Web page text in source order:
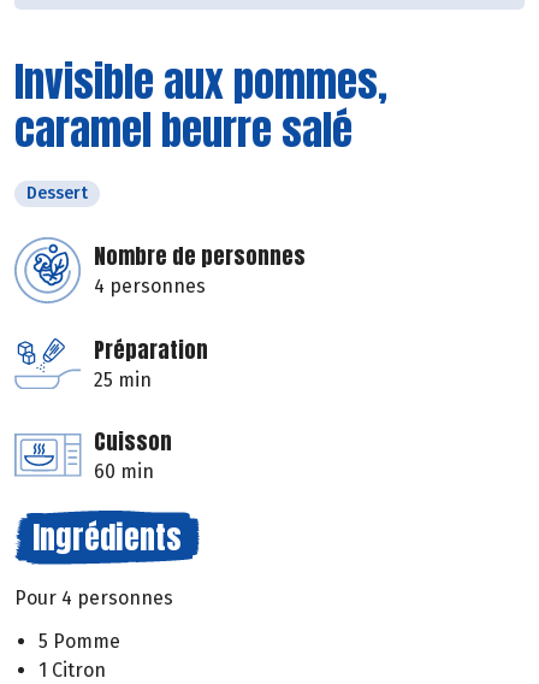
Invisible aux pommes,
caramel beurre salé
Dessert
Nombre de personnes
4 personnes
Préparation
25 min
Cuisson
60 min
Ingrédients
Pour 4 personnes
5 Pomme
1 Citron